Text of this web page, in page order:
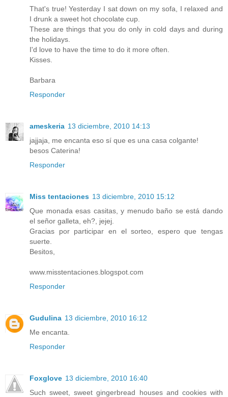
That's true! Yesterday I sat down on my sofa, I relaxed and
I drunk a sweet hot chocolate cup.
These are things that you do only in cold days and during
the holidays.
I'd love to have the time to do it more often.
Kisses.
Barbara
Responder
ameskeria 13 diciembre, 2010 14:13
jajjaja, me encanta eso sí que es una casa colgante!
besos Caterina!
Responder
Miss tentaciones 13 diciembre, 2010 15:12
Que monada esas casitas, y menudo baño se está dando
el señor galleta, eh?, jejej.
Gracias por participar en el sorteo, espero que tengas
suerte.
Besitos,
www.misstentaciones.blogspot.com
Responder
Gudulina 13 diciembre, 2010 16:12
Me encanta.
Responder
Foxglove 13 diciembre, 2010 16:40
Such sweet, sweet gingerbread houses and cookies with